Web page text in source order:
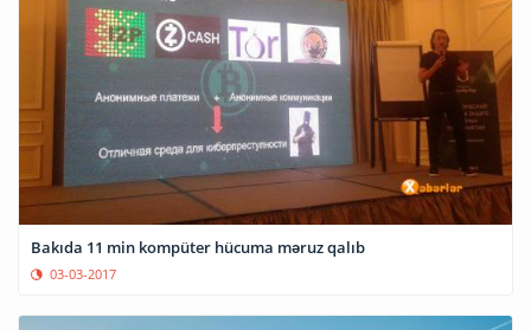
Bakıda 11 min kompüter hücuma məruz qalıb
03-03-2017